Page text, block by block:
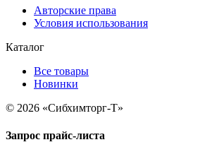
Авторские права
Условия использования
Каталог
Все товары
Новинки
© 2026 «Сибхимторг-Т»
Запрос прайс-листа